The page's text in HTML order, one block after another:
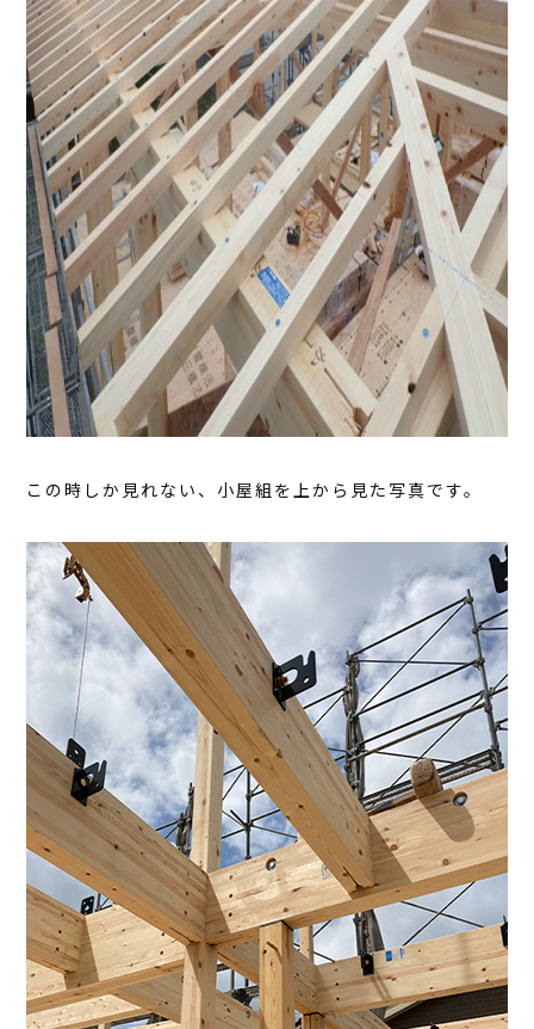
この時しか見れない、小屋組を上から見た写真です。